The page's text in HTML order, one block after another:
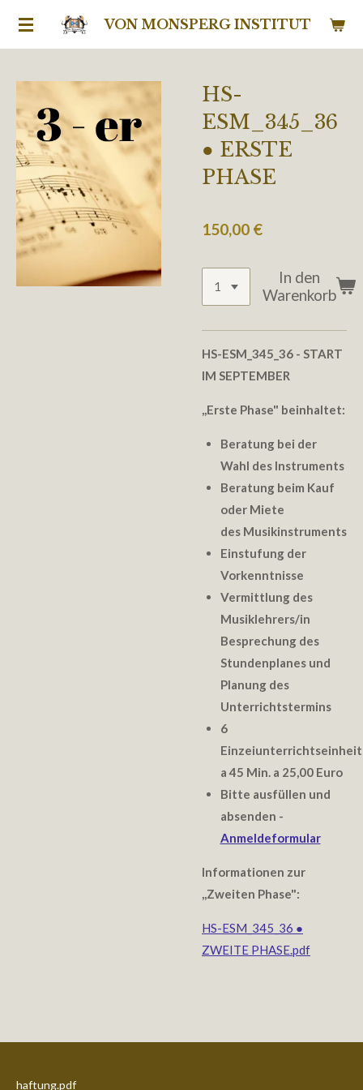
Zum
VON MONSPERG INSTITUT
HS-
ESM_345_36
● ERSTE
PHASE
150,00 €
In den
Warenkorb
HS-ESM_345_36 - START
IM SEPTEMBER
,,Erste Phase" beinhaltet:
Beratung bei der
Wahl des Instruments
Beratung beim Kauf
oder Miete
des Musikinstruments
Einstufung der
Vorkenntnisse
Vermittlung des
Musiklehrers/in
Besprechung des
Stundenplanes und
Planung des
Unterrichtstermins
6
a 45 Min. a 25,00 Euro
Bitte ausfüllen und
absenden -
Anmeldeformular
Informationen zur
,,Zweiten Phase":
HS-ESM_345_36 ●
ZWEITE PHASE.pdf
haftung.pdf